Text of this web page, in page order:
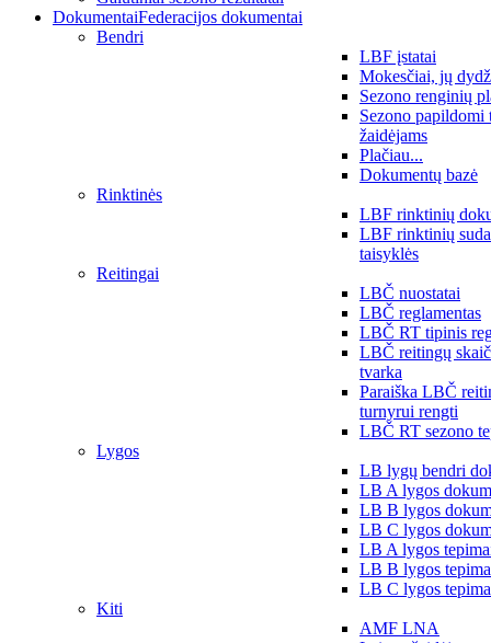
DokumentaiFederacijos dokumentai
Bendri
LBF įstatai
Mokesčiai, jų
Sezono renginių
Sezono papildomi
žaidėjams
Plačiau...
Dokumentų bazė
Rinktinės
LBF rinktinių
LBF rinktinių
taisyklės
Reitingai
LBČ nuostatai
LBČ reglamentas
LBČ RT tipinis
LBČ reitingų
tvarka
Paraiška LBČ
turnyrui rengti
LBČ RT sezono
Lygos
LB lygų bendri
LB A lygos
LB B lygos
LB C lygos
LB A lygos
LB B lygos
LB C lygos
Kiti
AMF LNA